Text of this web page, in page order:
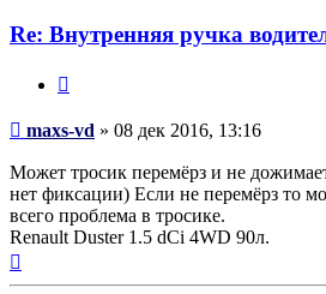
Re: Внутренняя ручка
Сообщение
maxs-vd » 08 дек 2016, 13:16
Может тросик перемёрз и не
нет фиксации) Если не перемёрз то
всего проблема в тросике.
Renault Duster 1.5 dCi 4WD 90л.